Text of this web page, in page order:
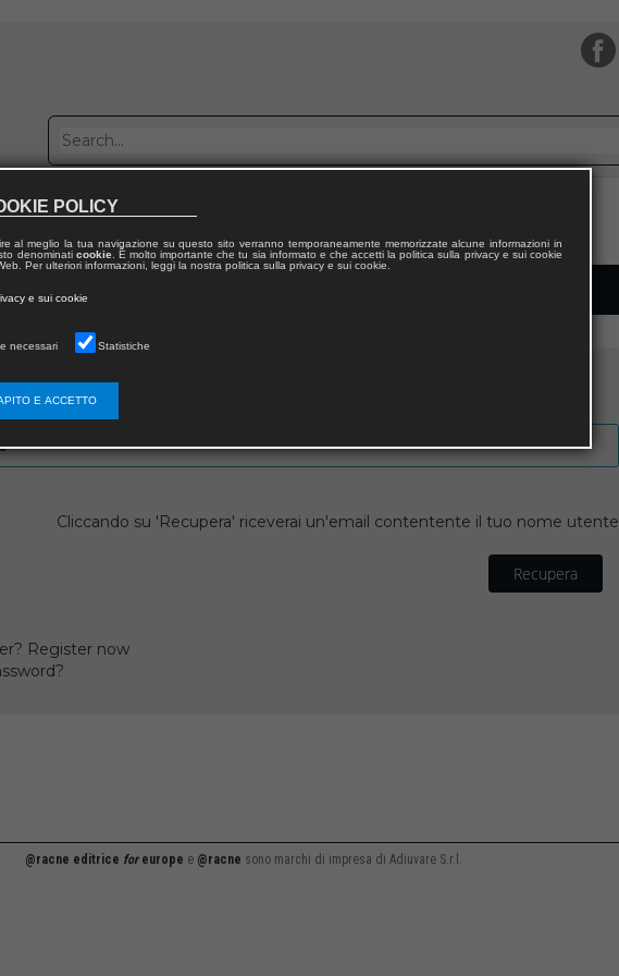
with us
email che hai fornito in fase di registrazione
Cliccando su 'Recupera' riceverai un'email contentente il tuo nome utente
Recupera
Register now
@racne editrice foreurope e @racne sono marchi di impresa di Adiuvare S.r.l.
POLICY
al meglio la tua navigazione su questo sito verranno temporaneamente memorizzate alcune informazioni in
denominati cookie. È molto importante che tu sia informato e che accetti la politica sulla privacy e sui cookie
Per ulteriori informazioni, leggi la nostra politica sulla privacy e sui cookie.
e sui cookie
necessari Statistiche
E ACCETTO